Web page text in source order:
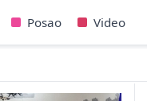
Posao Video